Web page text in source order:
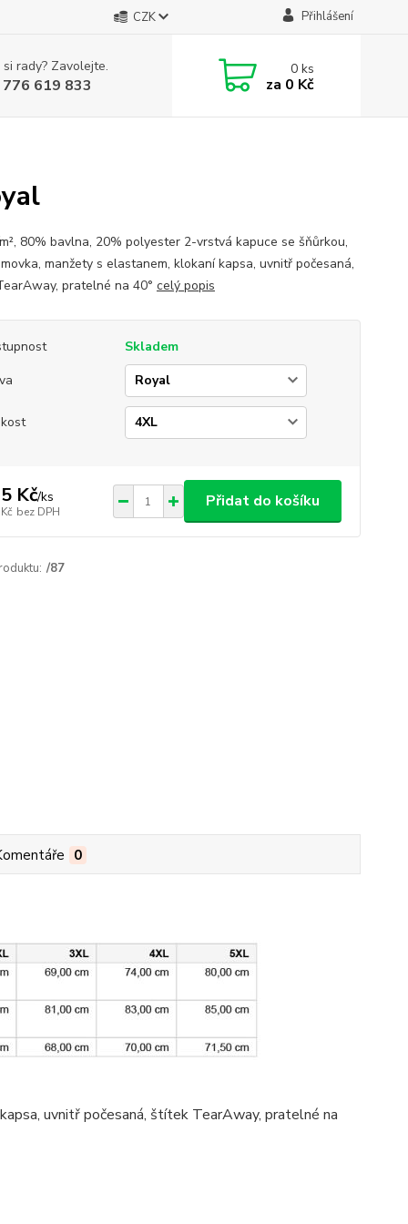
CZK Přihlášení
rady? Zavolejte.
619 833
0ks
za 0 Kč
80% bavlna, 20% polyester 2-vrstvá kapuce se šňůrkou,
manžety s elastanem, klokaní kapsa, uvnitř počesaná,
pratelné na 40° celý popis
Skladem
Kč/ks
bez DPH
Přidat do košíku
/87
0
, uvnitř počesaná, štítek TearAway, pratelné na